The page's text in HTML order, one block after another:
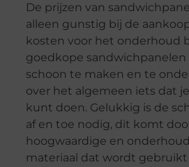
De prijzen van
alleen gunstig bij de
kosten voor het onderhoud
goedkope sandwichpanelen
schoon te maken en te
over het algemeen iets dat
kunt doen. Gelukkig is de
af en toe nodig, dit komt
hoogwaardige en
materiaal dat wordt